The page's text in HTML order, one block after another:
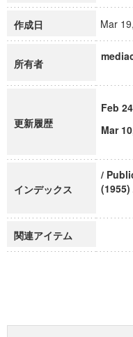
作成日 Mar
所有者
更新履歴
Feb
Mar
インデックス
/
(1955)
関連アイテム